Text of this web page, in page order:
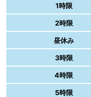
1時限
2時限
昼休み
3時限
4時限
5時限